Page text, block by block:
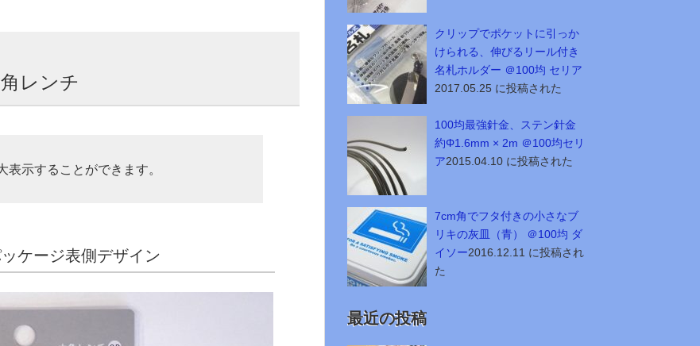
レンチ
示することができます。
ケージ表側デザイン
クリップでポケットに引っか
けられる、伸びるリール付き
名札ホルダー ＠100均 セリア
2017.05.25 に投稿された
100均最強針金、ステン針金
約Φ1.6mm × 2m ＠100均セリ
ア2015.04.10 に投稿された
7cm角でフタ付きの小さなブ
リキの灰皿（青） ＠100均 ダ
イソー2016.12.11 に投稿され
た
最近の投稿